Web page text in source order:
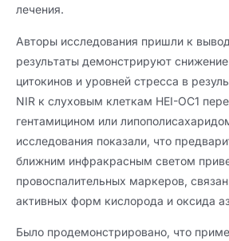
лечения.
Авторы исследования пришли к
результаты демонстрируют
цитокинов и уровней стресса в
NIR к слуховым клеткам HEI-OC1
гентамицином или
исследования показали, что
ближним инфракрасным светом
провоспалительных маркеров,
активных форм кислорода и оксида
Было продемонстрировано, что